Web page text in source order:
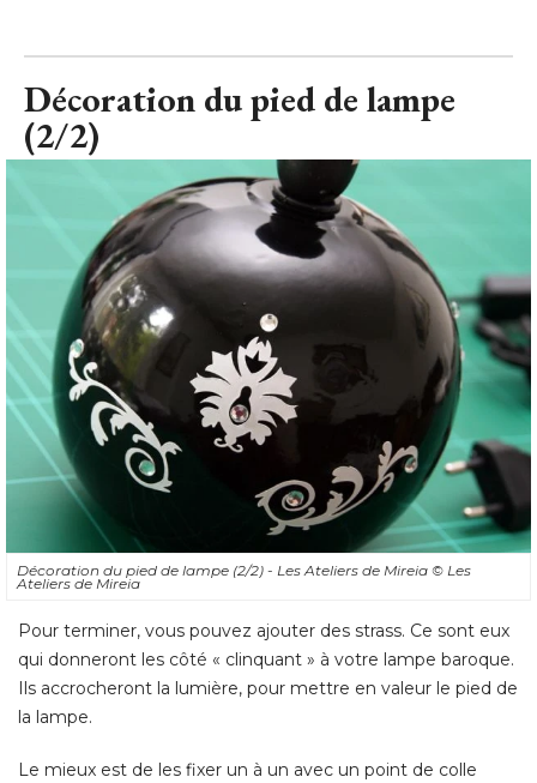
Décoration du pied de lampe
(2/2)
Décoration du pied de lampe (2/2) - Les Ateliers de Mireia © Les
Ateliers de Mireia
Pour terminer, vous pouvez ajouter des strass. Ce sont eux
qui donneront les côté « clinquant » à votre lampe baroque.
Ils accrocheront la lumière, pour mettre en valeur le pied de
la lampe.
Le mieux est de les fixer un à un avec un point de colle